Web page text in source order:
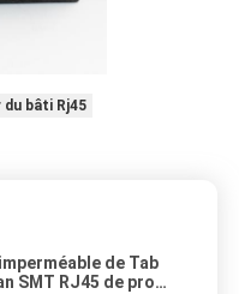
bâti Rj45
de Tab
SMT RJ45 de profil